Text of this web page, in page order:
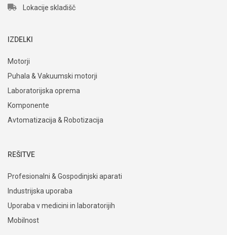
Lokacije skladišč
IZDELKI
Motorji
Puhala & Vakuumski motorji
Laboratorijska oprema
Komponente
Avtomatizacija & Robotizacija
REŠITVE
Profesionalni & Gospodinjski aparati
Industrijska uporaba
Uporaba v medicini in laboratorijih
Mobilnost